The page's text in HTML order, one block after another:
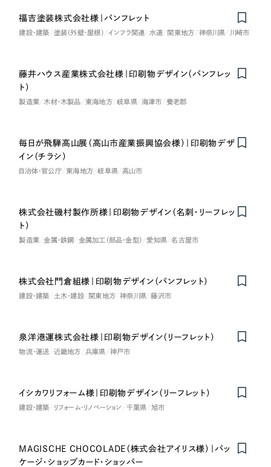
福吉塗装株式会社様｜パンフレット
建設・建築 塗装（外壁・屋根） インフラ関連 水道 関東地方 神奈川県 川崎市
藤井ハウス産業株式会社様｜印刷物デザイン（パンフレッ
ト）
製造業 木材・木製品 東海地方 岐阜県 海津市 養老郡
毎日が飛騨高山展（高山市産業振興協会様）｜印刷物デザ
イン（チラシ）
自治体・官公庁 東海地方 岐阜県 高山市
株式会社磯村製作所様｜印刷物デザイン（名刺・リーフレッ
ト）
製造業 金属・鉄鋼 金属加工（部品・金型） 愛知県 名古屋市
株式会社門倉組様｜印刷物デザイン（パンフレット）
建設・建築 土木・建設 関東地方 神奈川県 藤沢市
泉洋港運株式会社様｜印刷物デザイン（リーフレット）
物流・運送 近畿地方 兵庫県 神戸市
イシカワリフォーム様｜印刷物デザイン（リーフレット）
建設・建築 リフォーム・リノベーション 千葉県 旭市
MAGISCHE CHOCOLADE（株式会社アイリス様）｜パッ
ケージ・ショップカード・ショッパー